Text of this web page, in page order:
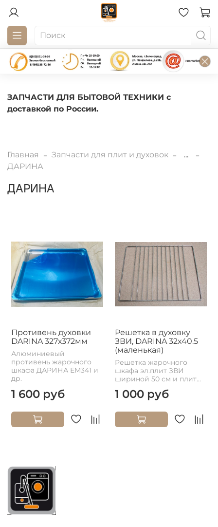
ЗАПЧАСТИ ДЛЯ БЫТОВОЙ ТЕХНИКИ с
доставкой по России.
Главная Запчасти для плит и духовок
...
ДАРИНА
ДАРИНА
Противень духовки
DARINA 327х372мм
Алюминиевый
противень жарочного
шкафа ДАРИНА ЕМ341 и
др.
1 600 руб
Решетка в духовку
ЗВИ, DARINA 32х40.5
(маленькая)
Решетка жарочного
шкафа эл.плит ЗВИ
шириной 50 см и плит...
1 000 руб